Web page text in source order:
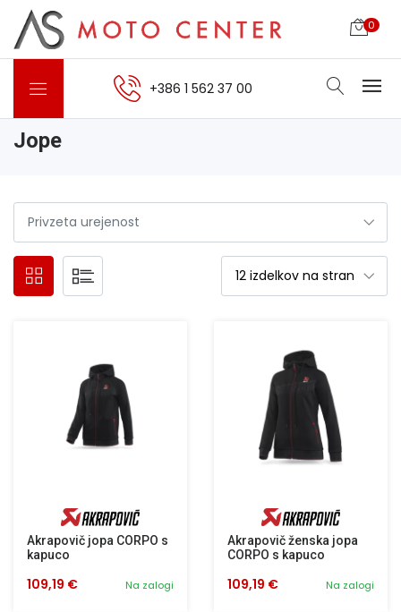
0
+386 1 562 37 00
Jope
Akrapovič jopa CORPO s
kapuco
Na zalogi
109,19 €
Akrapovič ženska jopa
CORPO s kapuco
Na zalogi
109,19 €